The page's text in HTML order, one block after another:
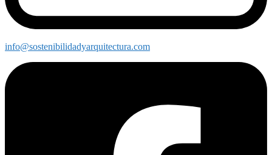
info@sostenibilidadyarquitectura.com